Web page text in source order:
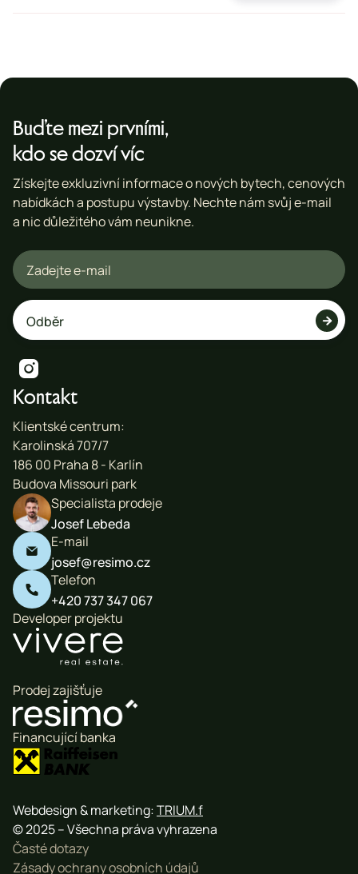
Buďte mezi prvními,
kdo se dozví víc
Získejte exkluzivní informace o nových bytech, cenových
nabídkách a postupu výstavby. Nechte nám svůj e-mail
a nic důležitého vám neunikne.


Kontakt
Developer projektu
Prodej zajišťuje
Financující banka
Specialista prodeje
Josef Lebeda

E-mail
josef@resimo.cz

Telefon
+420 737 347 067
Klientské centrum:
Karolinská 707/7
186 00 Praha 8 - Karlín
Budova Missouri park
Webdesign & marketing:TRIUM.f
© 2025 – Všechna práva vyhrazena
Časté dotazy
Zásady ochrany osobních údajů